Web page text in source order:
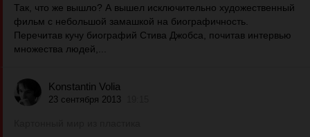
Так, что же вышло? А вышел исключительно художественный
фильм с небольшой замашкой на биографичность.
Перечитав кучу биографий Стива Джобса, почитав интервью
множества людей,...
Konstantin Volia
23 сентября 2013